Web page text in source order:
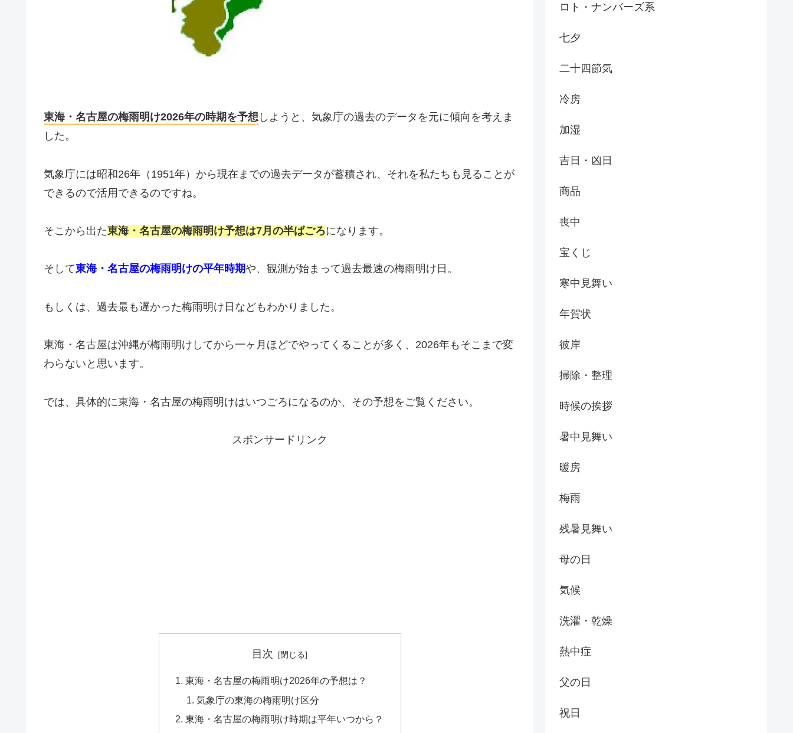
東海・名古屋の梅雨明け2026年の時期を予想 しようと、気象庁の過去のデータを元に傾向を考えま
した。
気象庁には昭和26年（1951年）から現在までの過去データが蓄積され、それを私たちも見ることが
できるので活用できるのですね。
そこから出た東海・名古屋の梅雨明け予想は7月の半ばごろになります。
そして東海・名古屋の梅雨明けの平年時期や、観測が始まって過去最速の梅雨明け日。
もしくは、過去最も遅かった梅雨明け日などもわかりました。
東海・名古屋は沖縄が梅雨明けしてから一ヶ月ほどでやってくることが多く、2026年もそこまで変
わらないと思います。
では、具体的に東海・名古屋の梅雨明けはいつごろになるのか、その予想をご覧ください。
スポンサードリンク
目次
東海・名古屋の梅雨明け2026年の予想は？
気象庁の東海の梅雨明け区分
東海・名古屋の梅雨明け時期は平年いつから？
ロト・ナンバーズ系
七夕
二十四節気
冷房
加湿
吉日・凶日
商品
喪中
宝くじ
寒中見舞い
年賀状
彼岸
掃除・整理
時候の挨拶
暑中見舞い
暖房
梅雨
残暑見舞い
母の日
気候
洗濯・乾燥
熱中症
父の日
祝日